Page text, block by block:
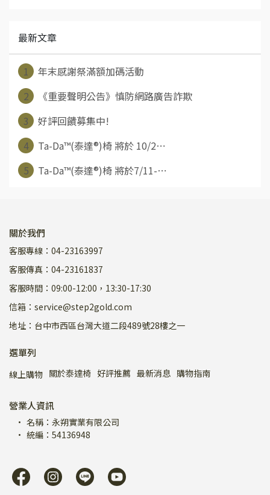
最新文章
1
年末感謝祭滿額加碼活動
2
《重要聲明公告》慎防網路廣告詐欺
3
好評回饋募集中!
4
Ta-Da™(泰達®)椅 將於 10/2⋯
5
Ta-Da™(泰達®)椅 將於7/11-⋯
關於我們
客服專線：04-23163997
客服傳真：04-23161837
客服時間：09:00-12:00，13:30-17:30
信箱：service@step2gold.com
地址：台中市西區台灣大道二段489號28樓之一
選單列
線上購物 關於泰達椅 好評推薦 最新消息 購物指南
營業人資訊
名稱：永朔實業有限公司
統編：54136948